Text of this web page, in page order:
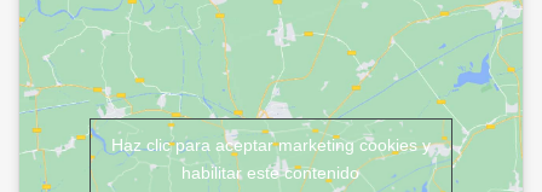
Haz clic para aceptar marketing cookies y
habilitar este contenido